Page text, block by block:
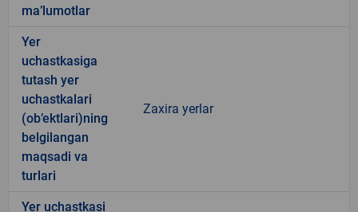
ma’lumotlar
Yer
uchastkasiga
tutash yer
uchastkalari
(ob’ektlari)ning
belgilangan
maqsadi va
turlari
Zaxira yerlar
Yer uchastkasi